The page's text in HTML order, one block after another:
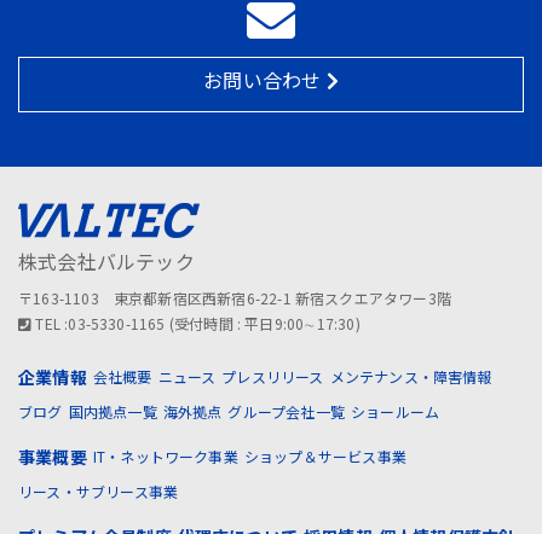
お問い合わせ
株式会社バルテック
〒163-1103 東京都新宿区西新宿6-22-1 新宿スクエアタワー3階
TEL :03-5330-1165 (受付時間 : 平日9:00∼17:30)
企業情報 会社概要 ニュース プレスリリース
メンテナンス・障害情報
ブログ 国内拠点一覧 海外拠点 グループ会社一覧 ショールーム
事業概要 IT・ネットワーク事業 ショップ＆サービス事業
リース・サブリース事業